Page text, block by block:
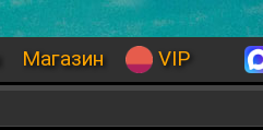
Магазин VIP